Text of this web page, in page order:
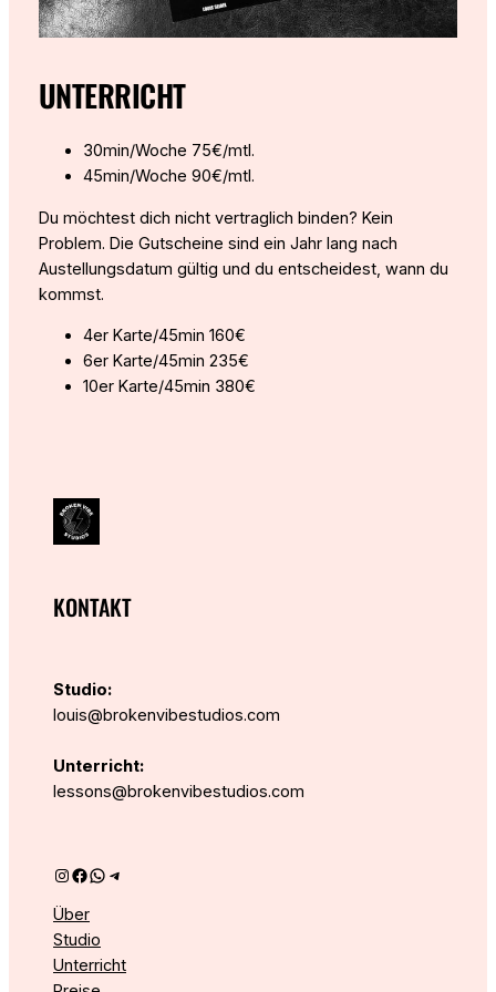
UNTERRICHT
30min/Woche 75€/mtl.
45min/Woche 90€/mtl.
Du möchtest dich nicht vertraglich binden? Kein
Problem. Die Gutscheine sind ein Jahr lang nach
Austellungsdatum gültig und du entscheidest, wann du
kommst.
4er Karte/45min 160€
6er Karte/45min 235€
10er Karte/45min 380€
KONTAKT
Studio:
louis@brokenvibestudios.com
Unterricht:
lessons@brokenvibestudios.com
Instagram Facebook WhatsApp Telegram
Über
Studio
Unterricht